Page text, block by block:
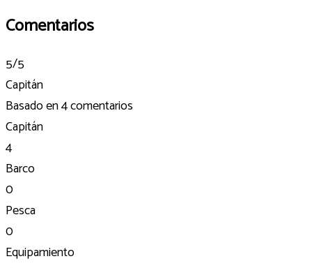
Comentarios
5/5
Capitán
Basado en4 comentarios
Capitán
4
Barco
0
Pesca
0
Equipamiento